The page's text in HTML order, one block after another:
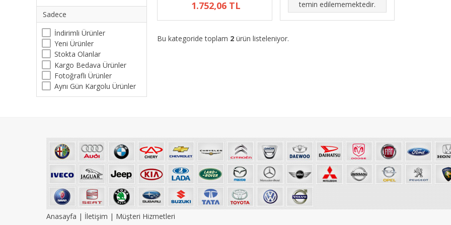
Sadece
İndirimli Ürünler
Yeni Ürünler
Stokta Olanlar
Kargo Bedava Ürünler
Fotoğraflı Ürünler
Aynı Gün Kargolu Ürünler
1.752,06 TL temin edilememektedir.
Bu kategoride toplam 2 ürün listeleniyor.
Anasayfa | İletişim | Müşteri Hizmetleri